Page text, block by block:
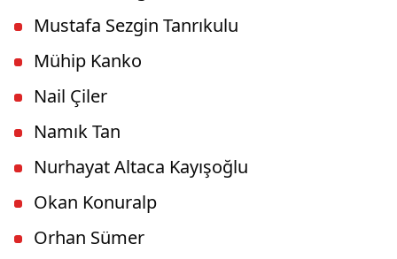
Mustafa Sezgin Tanrıkulu
Mühip Kanko
Nail Çiler
Namık Tan
Nurhayat Altaca Kayışoğlu
Okan Konuralp
Orhan Sümer